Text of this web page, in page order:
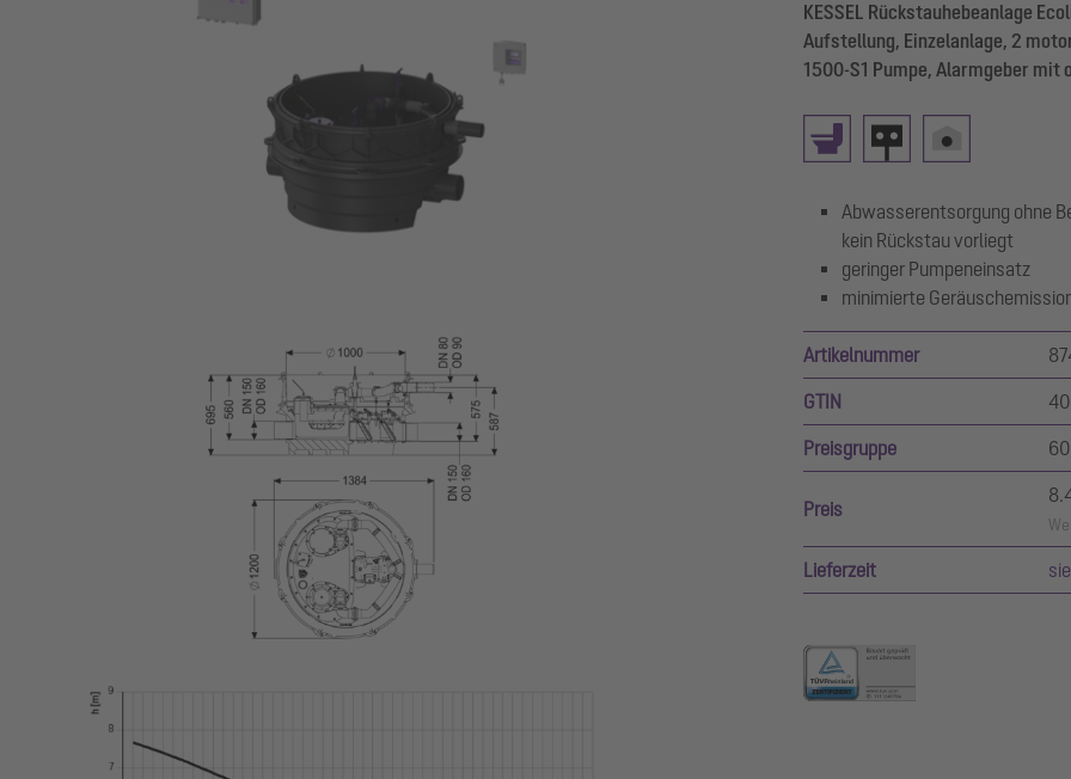
KESSEL Rückstauhebeanlage
Aufstellung, Einzelanlage, 2
1500-S1 Pumpe, Alarmgeber mit
Abwasserentsorgung ohne
kein Rückstau vorliegt
geringer Pumpeneinsatz
minimierte
Artikelnummer
GTIN
Preisgruppe 60
Preis
Lieferzeit